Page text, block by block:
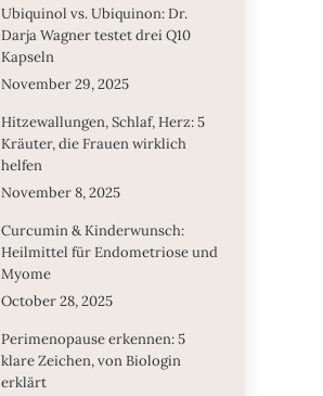
Ubiquinol vs. Ubiquinon: Dr.
Darja Wagner testet drei Q10
Kapseln
November 29, 2025
Hitzewallungen, Schlaf, Herz: 5
Kräuter, die Frauen wirklich
helfen
November 8, 2025
Curcumin & Kinderwunsch:
Heilmittel für Endometriose und
Myome
October 28, 2025
Perimenopause erkennen: 5
klare Zeichen, von Biologin
erklärt